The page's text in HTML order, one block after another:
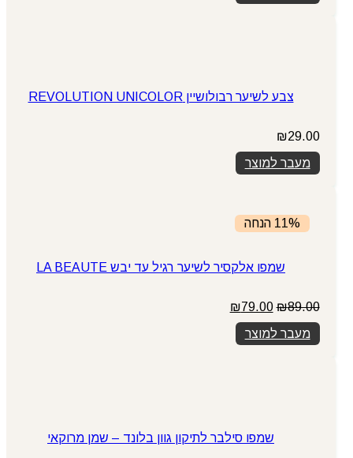
צבע לשיער רבולושיין REVOLUTION UNICOLOR
₪29.00
מעבר למוצר
11% הנחה
שמפו אלקסיר לשיער רגיל עד יבש LA BEAUTE
₪89.00
המחיר
המקורי
היה:
₪89.00.
₪79.00
מעבר למוצר
שמפו סילבר לתיקון גוון בלונד – שמן מרוקאי